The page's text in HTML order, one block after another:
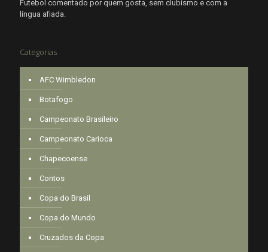
Futebol comentado por quem gosta, sem clubismo e com a
língua afiada.
Categorias
AFC Wimbledon
Botafogo
Campeonato Brasileiro
Campeonato Carioca
Chapecoense
Contos
Copa do Brasil
Copa do Mundo
Cruzados da Copa